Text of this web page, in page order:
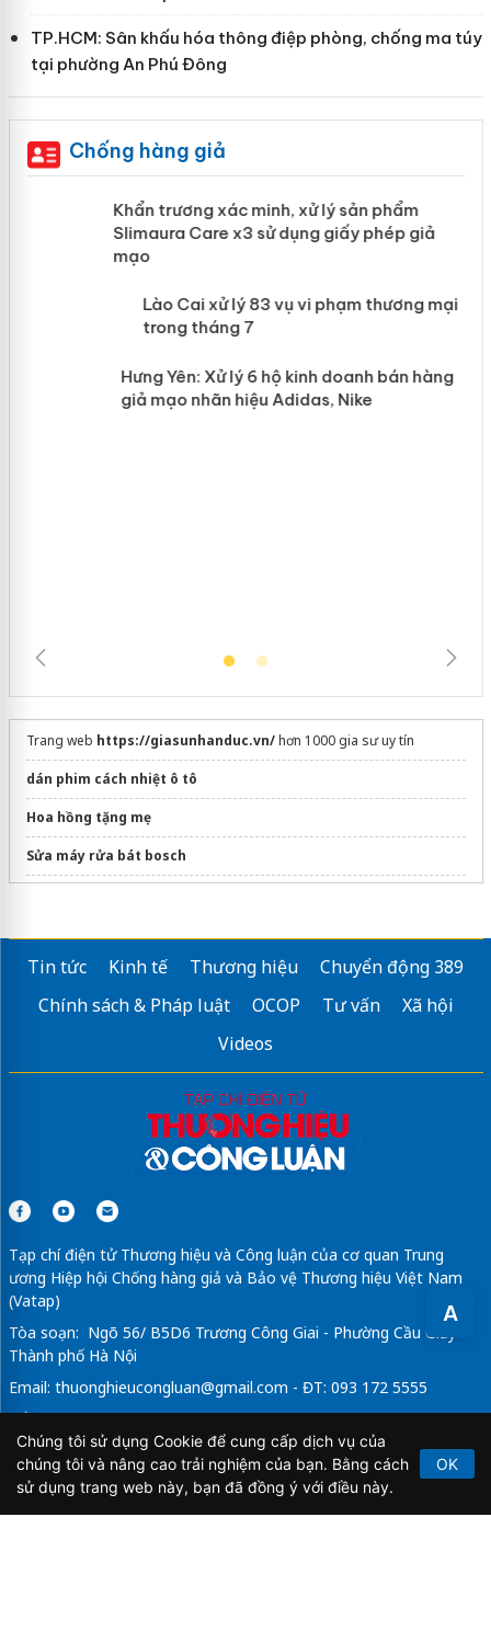
A
TP.HCM: Sân khấu hóa thông điệp phòng, chống ma túy
tại phường An Phú Đông
Chống hàng giả
Khẩn trương xác minh, xử lý sản phẩm
Slimaura Care x3 sử dụng giấy phép giả
mạo
Lào Cai xử lý 83 vụ vi phạm thương
mại trong tháng 7
Trang web https://giasunhanduc.vn/hơn 1000 gia sư uy tín
dán phim cách nhiệt ô tô
Hoa hồng tặng mẹ
Sửa máy rửa bát bosch
Tin tức Kinh tế Thương hiệu
Chuyển động 389
Chính sách & Pháp luật
OCOP Tư vấn
Xã hội
Videos
Tạp chí điện tử Thương hiệu và Công luận của cơ quan Trung
ương Hiệp hội Chống hàng giả và Bảo vệ Thương hiệu Việt Nam
(Vatap)
Tòa soạn: Ngõ 56/ B5D6 Trương Công Giai - Phường Cầu Giấy -
Thành phố Hà Nội
Email: thuonghieucongluan@gmail.com - ĐT: 093 172 5555
Tổng Biên Tập: Vũ Đức Thuận
Giấy phép hoạt động báo chí điện tử số 64/GP-BTTTT do Bộ
Thông tin và Truyền thông cấp ngày 21/2/2020.
Chúng tôi sử dụng Cookie để cung cấp dịch vụ của
chúng tôi và nâng cao trải nghiệm của bạn. Bằng cách
sử dụng trang web này, bạn đã đồng ý với điều này.
OK